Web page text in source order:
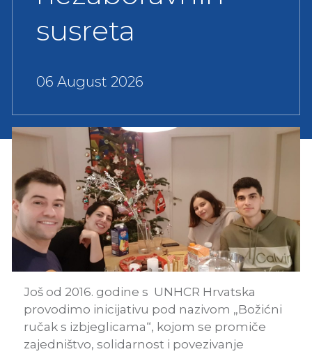
susreta
06 August 2026
Još od 2016. godine s UNHCR Hrvatska
provodimo inicijativu pod nazivom „Božićni
ručak s izbjeglicama“, kojom se promiče
zajedništvo, solidarnost i povezivanje